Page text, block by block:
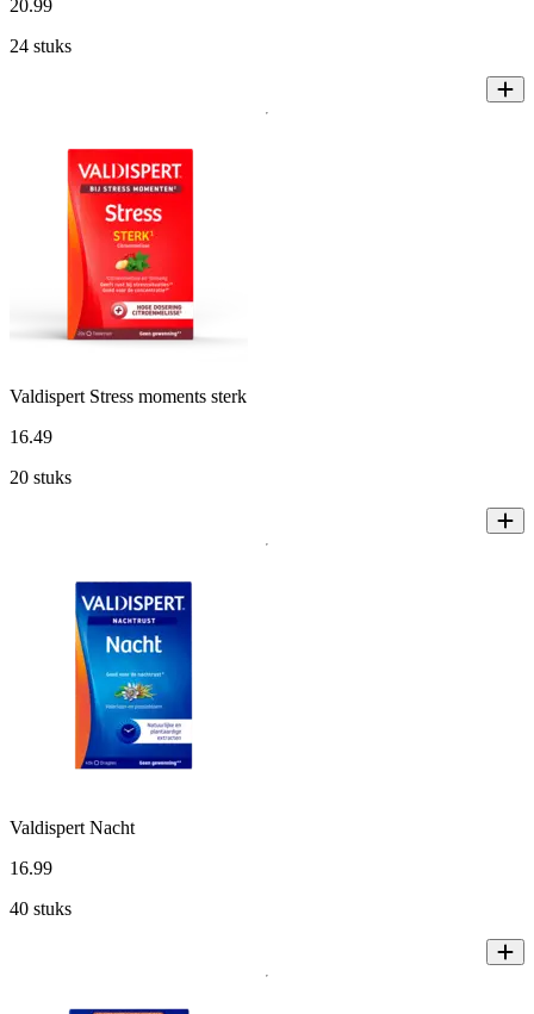
20.99
24 stuks
Valdispert Stress moments sterk
16.49
20 stuks
Valdispert Nacht
16.99
40 stuks